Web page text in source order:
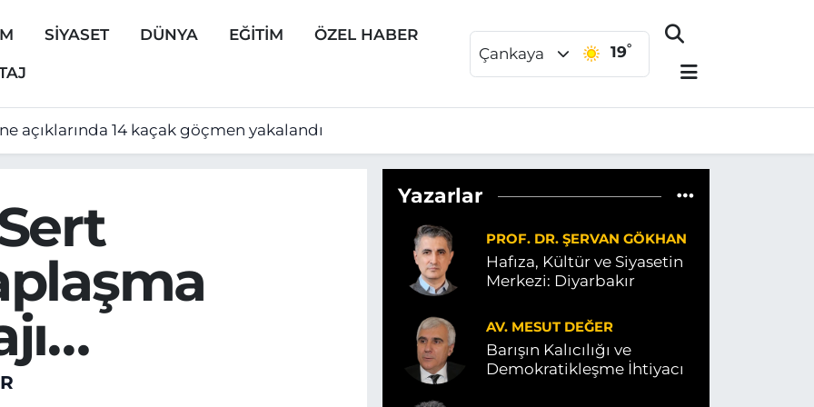
SİYASET DÜNYA EĞİTİM ÖZEL HABER
Çankaya 19°
açıklarında 14 kaçak göçmen yakalandı
Yazarlar
PROF. DR. ŞERVAN GÖKHAN
Hafıza, Kültür ve Siyasetin
Merkezi: Diyarbakır
AV. MESUT DEĞER
Barışın Kalıcılığı ve
Demokratikleşme İhtiyacı